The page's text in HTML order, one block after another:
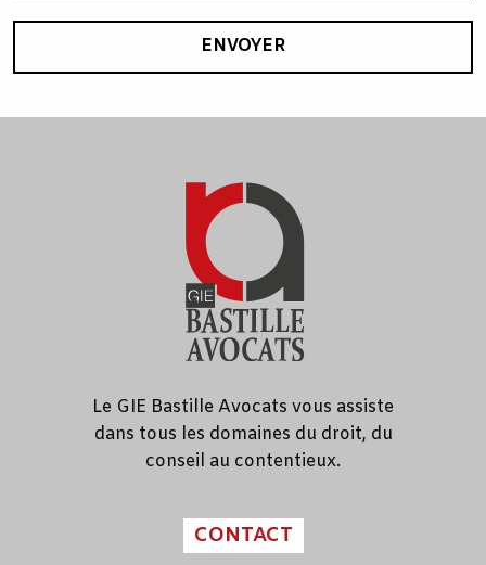
ENVOYER
Le GIE Bastille Avocats vous assiste
dans tous les domaines du droit, du
conseil au contentieux.
CONTACT